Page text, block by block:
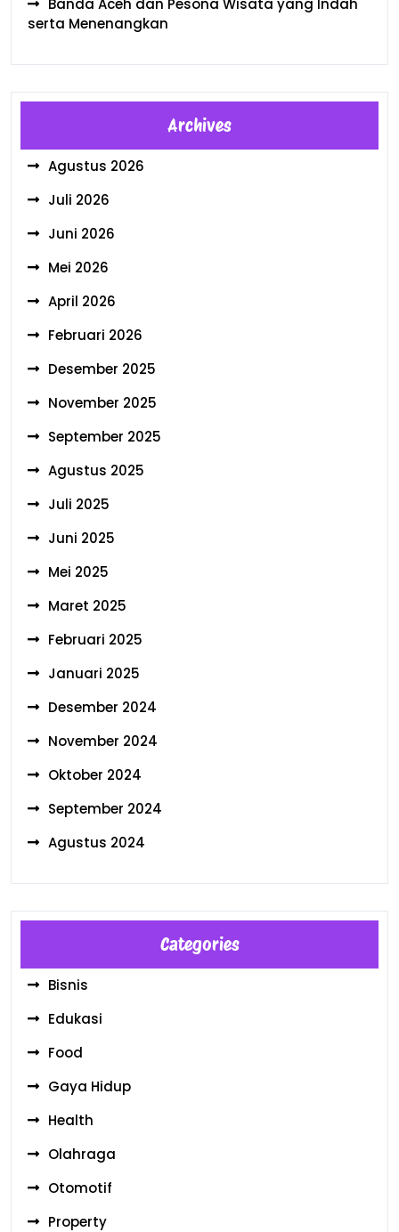
Banda Aceh dan Pesona Wisata yang Indah
serta Menenangkan
Archives
Agustus 2026
Juli 2026
Juni 2026
Mei 2026
April 2026
Februari 2026
Desember 2025
November 2025
September 2025
Agustus 2025
Juli 2025
Juni 2025
Mei 2025
Maret 2025
Februari 2025
Januari 2025
Desember 2024
November 2024
Oktober 2024
September 2024
Agustus 2024
Categories
Bisnis
Edukasi
Food
Gaya Hidup
Health
Olahraga
Otomotif
Property